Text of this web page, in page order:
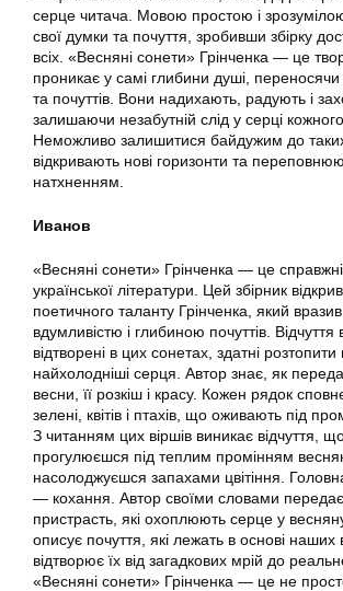
серце читача. Мовою простою і
свої думки та почуття, зробивши збірку
всіх. «Весняні сонети» Грінченка — це
проникає у самі глибини душі, переносячи
та почуттів. Вони надихають, радують і
залишаючи незабутній слід у серці
Неможливо залишитися байдужим до таких
відкривають нові горизонти та
натхненням.
Иванов
«Весняні сонети» Грінченка — це
української літератури. Цей збірник
поетичного таланту Грінченка, який
вдумливістю і глибиною почуттів. Відчуття
відтворені в цих сонетах, здатні розтопити
найхолодніші серця. Автор знає, як
весни, її розкіш і красу. Кожен рядок
зелені, квітів і птахів, що оживають під
З читанням цих віршів виникає відчуття,
прогулюєшся під теплим промінням
насолоджуєшся запахами цвітіння.
— кохання. Автор своїми словами передає
пристрасть, які охоплюють серце у
описує почуття, які лежать в основі наших
відтворює їх від загадкових мрій до
«Весняні сонети» Грінченка — це не